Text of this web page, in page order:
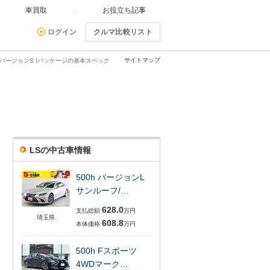
車買取 お役立ち記事
ログイン クルマ比較リスト
サイトマップ
ージョンS Iパッケージの基本スペック
LSの中古車情報
埼玉県
500h バージョンL
サンルーフ/…
支払総額 628.0万円
本体価格 608.8万円
500h Fスポーツ
4WDマーク…